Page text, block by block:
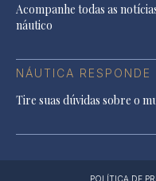
Acompanhe todas as
náutico
NÁUTICA RESPONDE
Tire suas dúvidas sobre o
POLÍTICA DE